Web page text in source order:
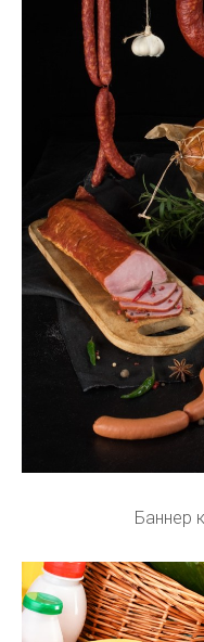
Баннер